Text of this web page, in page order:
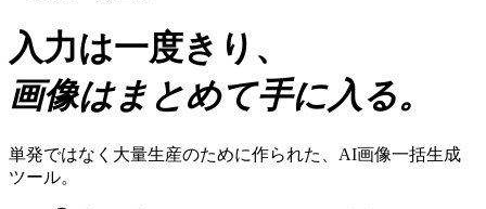
入力は一度きり、
画像はまとめて手に入る。
単発ではなく大量生産のために作られた、AI画像一括生成
ツール。